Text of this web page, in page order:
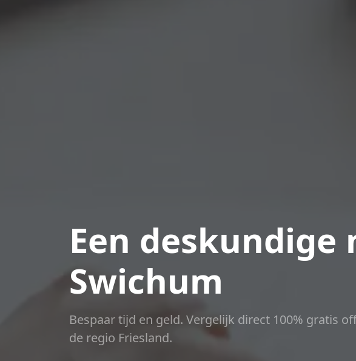
Een
Swichum
Bespaar tijd en geld. Vergelijk direct 100% gratis
de regio Friesland.